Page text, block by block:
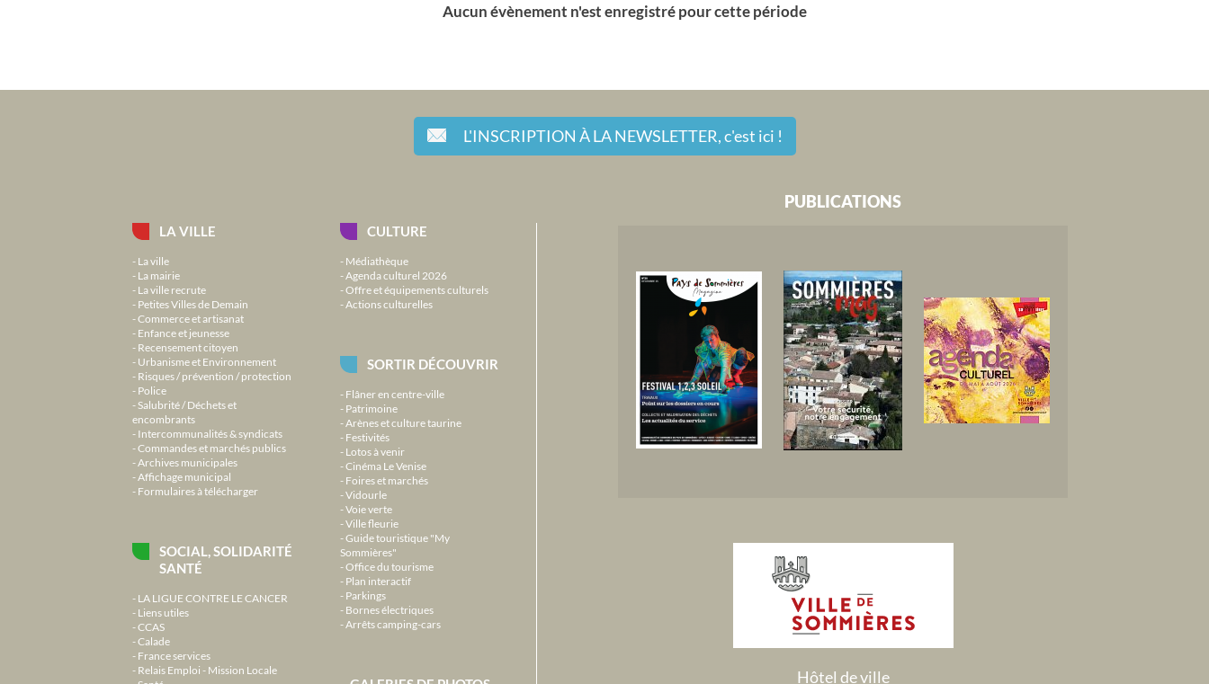
Aucun évènement n'est enregistré pour cette période
L'INSCRIPTION À LA NEWSLETTER,c'est ici !
LA VILLE
La ville
La mairie
La ville recrute
Petites Villes de Demain
Commerce et artisanat
Enfance et jeunesse
Recensement citoyen
Urbanisme et Environnement
Risques / prévention / protection
Police
Salubrité / Déchets et
encombrants
Intercommunalités & syndicats
Commandes et marchés publics
Archives municipales
Affichage municipal
Formulaires à télécharger
SOCIAL, SOLIDARITÉ
SANTÉ
LA LIGUE CONTRE LE CANCER
Liens utiles
CCAS
Calade
France services
Relais Emploi - Mission Locale
CULTURE
Médiathèque
Agenda culturel 2026
Offre et équipements culturels
Actions culturelles
SORTIR DÉCOUVRIR
Flâner en centre-ville
Patrimoine
Arènes et culture taurine
Festivités
Lotos à venir
Cinéma Le Venise
Foires et marchés
Vidourle
Voie verte
Ville fleurie
Guide touristique "My
Sommières"
Office du tourisme
Plan interactif
Parkings
Bornes électriques
Arrêts camping-cars
PUBLICATIONS
Hôtel de ville